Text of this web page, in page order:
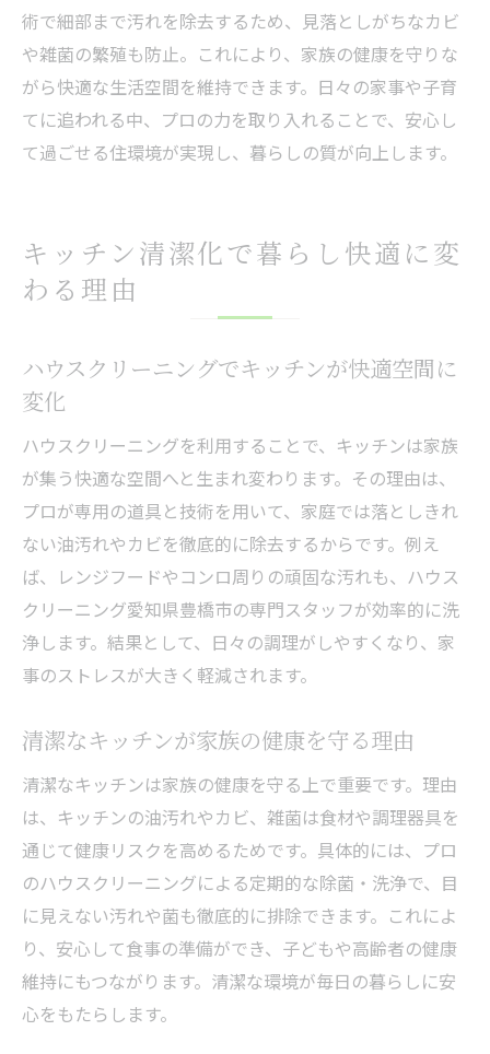
術で細部まで汚れを除去するため、見落としがちなカビ
や雑菌の繁殖も防止。これにより、家族の健康を守りな
がら快適な生活空間を維持できます。日々の家事や子育
てに追われる中、プロの力を取り入れることで、安心し
て過ごせる住環境が実現し、暮らしの質が向上します。
キッチン清潔化で暮らし快適に変
わる理由
ハウスクリーニングでキッチンが快適空間に
変化
ハウスクリーニングを利用することで、キッチンは家族
が集う快適な空間へと生まれ変わります。その理由は、
プロが専用の道具と技術を用いて、家庭では落としきれ
ない油汚れやカビを徹底的に除去するからです。例え
ば、レンジフードやコンロ周りの頑固な汚れも、ハウス
クリーニング愛知県豊橋市の専門スタッフが効率的に洗
浄します。結果として、日々の調理がしやすくなり、家
事のストレスが大きく軽減されます。
清潔なキッチンが家族の健康を守る理由
清潔なキッチンは家族の健康を守る上で重要です。理由
は、キッチンの油汚れやカビ、雑菌は食材や調理器具を
通じて健康リスクを高めるためです。具体的には、プロ
のハウスクリーニングによる定期的な除菌・洗浄で、目
に見えない汚れや菌も徹底的に排除できます。これによ
り、安心して食事の準備ができ、子どもや高齢者の健康
維持にもつながります。清潔な環境が毎日の暮らしに安
心をもたらします。